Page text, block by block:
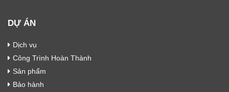
DỰ ÁN
Dịch vụ
Công Trình Hoàn Thành
Sản phẩm
Bảo hành